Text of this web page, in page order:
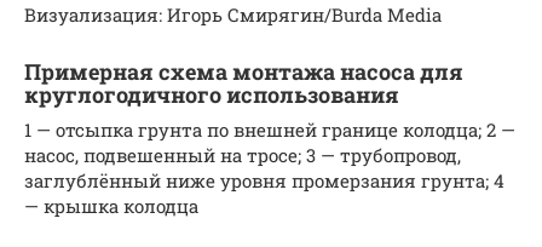
Визуализация: Игорь Смирягин/Burda Media
Примерная схема монтажа насоса для
круглогодичного использования
1 — отсыпка грунта по внешней границе колодца; 2 —
насос, подвешенный на тросе; 3 — трубопровод,
заглублённый ниже уровня промерзания грунта; 4
— крышка колодца